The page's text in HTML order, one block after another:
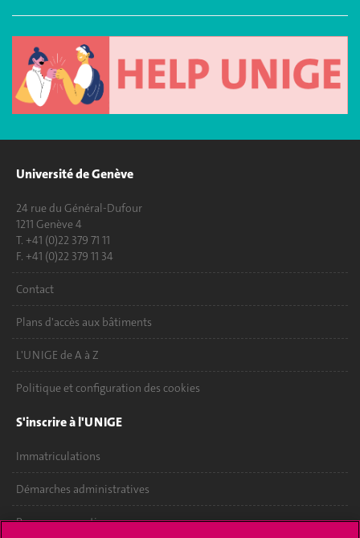
Université de Genève
24 rue du Général-Dufour
1211 Genève 4
T. +41 (0)22 379 71 11
F. +41 (0)22 379 11 34
Contact
Plans d'accès aux bâtiments
L'UNIGE de A à Z
Politique et configuration des cookies
S'inscrire à l'UNIGE
Immatriculations
Démarches administratives
Poser une question